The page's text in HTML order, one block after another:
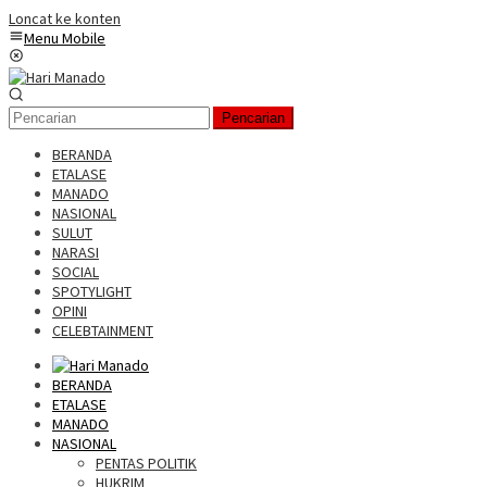
Loncat ke konten
Menu Mobile
Pencarian
BERANDA
ETALASE
MANADO
NASIONAL
SULUT
NARASI
SOCIAL
SPOTYLIGHT
OPINI
CELEBTAINMENT
BERANDA
ETALASE
MANADO
NASIONAL
PENTAS POLITIK
HUKRIM